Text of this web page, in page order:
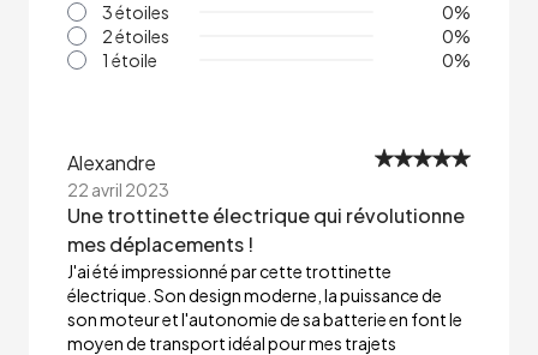
3 étoiles
0%
2 étoiles
0%
1 étoile
0%
Alexandre
22 avril 2023
Une trottinette électrique qui révolutionne
mes déplacements !
J'ai été impressionné par cette trottinette
électrique. Son design moderne, la puissance de
son moteur et l'autonomie de sa batterie en font le
moyen de transport idéal pour mes trajets